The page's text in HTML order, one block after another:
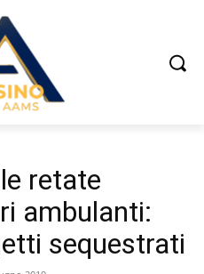
retate
ambulanti:
sequestrati